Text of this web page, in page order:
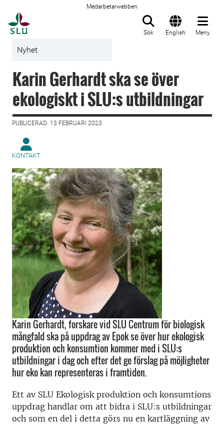
Medarbetarwebben
Sök English Meny
Nyhet
Karin Gerhardt ska se över
ekologiskt i SLU:s utbildningar
PUBLICERAD: 13 FEBRUARI 2023
KONTAKT
Karin Gerhardt, forskare vid SLU Centrum för biologisk
mångfald ska på uppdrag av Epok se över hur ekologisk
produktion och konsumtion kommer med i SLU:s
utbildningar i dag och efter det ge förslag på möjligheter
hur eko kan representeras i framtiden.
Ett av SLU Ekologisk produktion och konsumtions
uppdrag handlar om att bidra i SLU:s utbildningar
och som en del i detta görs nu en kartläggning av